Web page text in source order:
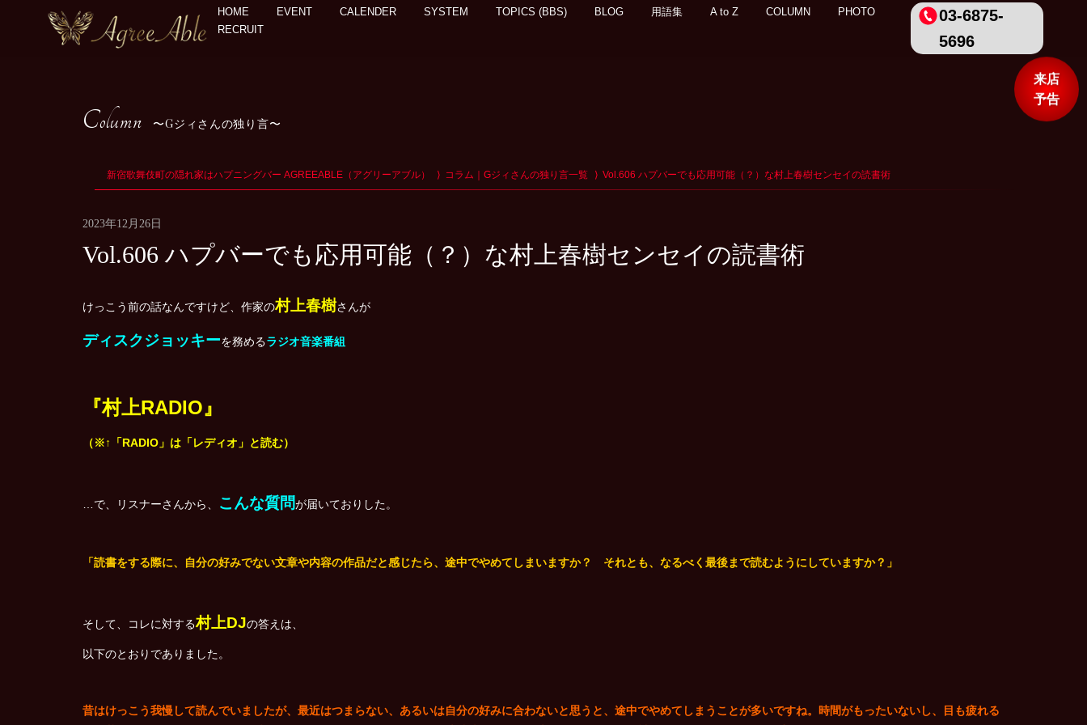
HOME EVENT CALENDER SYSTEM TOPICS (BBS) BLOG 用語集 A to Z COLUMN
PHOTO
RECRUIT
03-6875-
5696
来店
予告
Column Gジィさんの独り言
新宿歌舞伎町の隠れ家はハプニングバー AGREEABLE（アグリーアブル） コラム｜Gジィさんの独り言一覧 Vol.606 ハプバーでも応用可能（？）な村上春樹センセイの読書術
2023年12月26日
Vol.606 ハプバーでも応用可能（？）な村上春樹センセイの読書術
けっこう前の話なんですけど、作家の村上春樹さんが
ディスクジョッキーを務めるラジオ音楽番組
『村上RADIO』
（※↑「RADIO」は「レディオ」と読む）
…で、リスナーさんから、 こんな質問が届いておりした。
「読書をする際に、自分の好みでない文章や内容の作品だと感じたら、途中でやめてしまいますか？ それとも、なるべく最後まで読むようにしていますか？」
そして、コレに対する村上DJの答えは、
以下のとおりでありました。
昔はけっこう我慢して読んでいましたが、最近はつまらない、あるいは自分の好みに合わないと思うと、途中でやめてしまうことが多いですね。時間がもったいないし、目も疲れる